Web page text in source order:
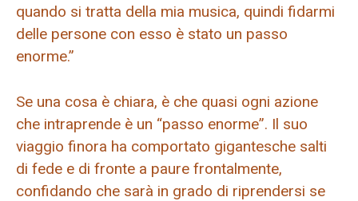
quando si tratta della mia musica, quindi fidarmi
delle persone con esso è stato un passo
enorme.”
Se una cosa è chiara, è che quasi ogni azione
che intraprende è un “passo enorme”. Il suo
viaggio finora ha comportato gigantesche salti
di fede e di fronte a paure frontalmente,
confidando che sarà in grado di riprendersi se